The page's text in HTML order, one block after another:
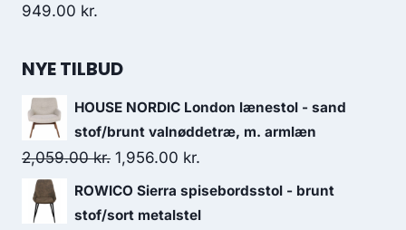
949.00 kr.
NYE TILBUD
HOUSE NORDIC London lænestol - sand
stof/brunt valnøddetræ, m. armlæn
2,059.00kr. 1,956.00 kr.
ROWICO Sierra spisebordsstol - brunt
stof/sort metalstel